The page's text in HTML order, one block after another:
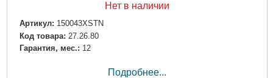
Нет в наличии
Артикул: 150043XSTN
Код товара: 27.26.80
Гарантия, мес.: 12
Подробнее...